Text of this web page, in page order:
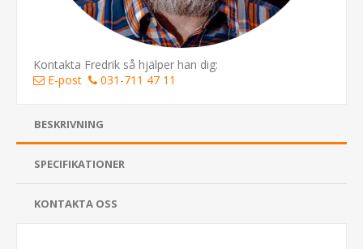
Kontakta Fredrik så hjälper han dig:
E-post
031-711 47 11
BESKRIVNING
SPECIFIKATIONER
KONTAKTA OSS